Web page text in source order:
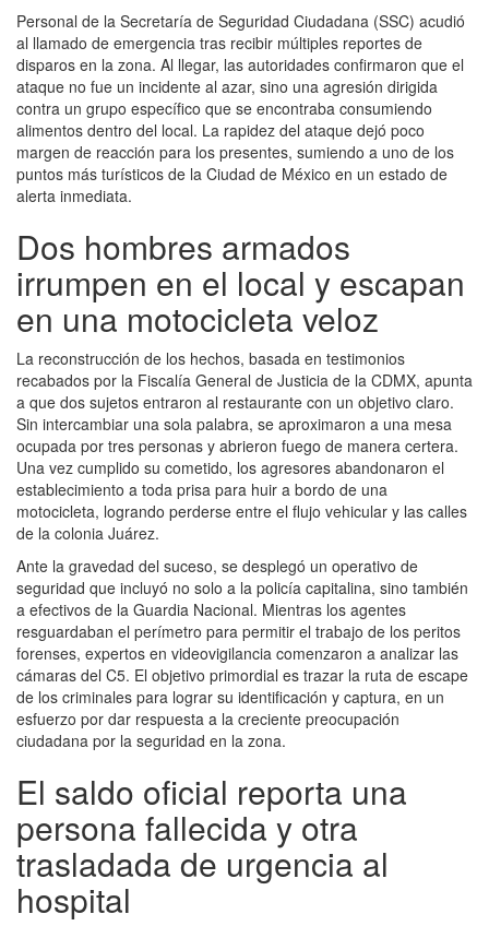
Personal de la Secretaría de Seguridad Ciudadana (SSC) acudió
al llamado de emergencia tras recibir múltiples reportes de
disparos en la zona. Al llegar, las autoridades confirmaron que el
ataque no fue un incidente al azar, sino una agresión dirigida
contra un grupo específico que se encontraba consumiendo
alimentos dentro del local. La rapidez del ataque dejó poco
margen de reacción para los presentes, sumiendo a uno de los
puntos más turísticos de la Ciudad de México en un estado de
alerta inmediata.
Dos hombres armados
irrumpen en el local y escapan
en una motocicleta veloz
La reconstrucción de los hechos, basada en testimonios
recabados por la Fiscalía General de Justicia de la CDMX, apunta
a que dos sujetos entraron al restaurante con un objetivo claro.
Sin intercambiar una sola palabra, se aproximaron a una mesa
ocupada por tres personas y abrieron fuego de manera certera.
Una vez cumplido su cometido, los agresores abandonaron el
establecimiento a toda prisa para huir a bordo de una
motocicleta, logrando perderse entre el flujo vehicular y las calles
de la colonia Juárez.
Ante la gravedad del suceso, se desplegó un operativo de
seguridad que incluyó no solo a la policía capitalina, sino también
a efectivos de la Guardia Nacional. Mientras los agentes
resguardaban el perímetro para permitir el trabajo de los peritos
forenses, expertos en videovigilancia comenzaron a analizar las
cámaras del C5. El objetivo primordial es trazar la ruta de escape
de los criminales para lograr su identificación y captura, en un
esfuerzo por dar respuesta a la creciente preocupación
ciudadana por la seguridad en la zona.
El saldo oficial reporta una
persona fallecida y otra
trasladada de urgencia al
hospital